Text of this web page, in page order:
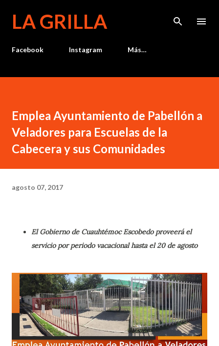
LA GRILLA
Facebook Instagram Más…
Emplea Ayuntamiento de Pabellón a
Veladores para Escuelas de la
Cabecera y sus Comunidades
agosto 07, 2017
El Gobierno de Cuauhtémoc Escobedo proveerá el
servicio por periodo vacacional hasta el 20 de agosto